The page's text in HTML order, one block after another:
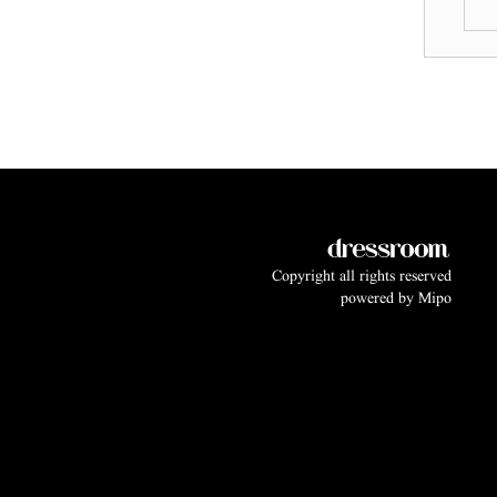
Copyright all rights reserved
powered by Mipo